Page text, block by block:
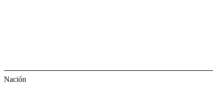
Nación